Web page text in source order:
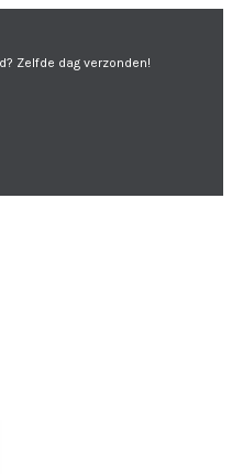
Zelfde dag verzonden!